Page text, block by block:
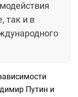
так и в
Путин и